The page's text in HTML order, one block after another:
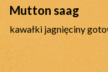
Mutton saag
kawałki jagnięciny